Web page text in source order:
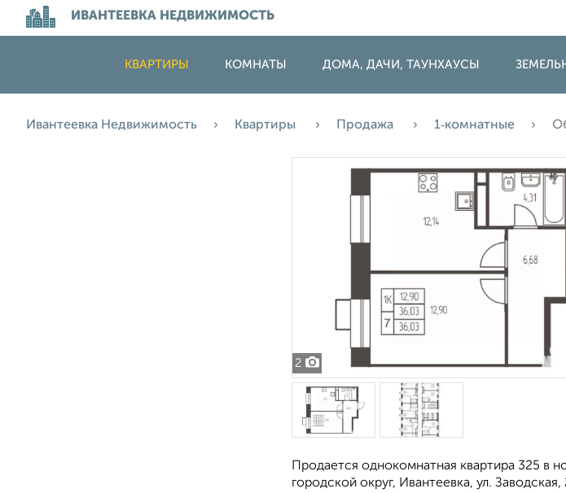
ИВАНТЕЕВКА НЕДВИЖИМОСТЬ
КВАРТИРЫ КОМНАТЫ ДОМА, ДАЧИ, ТАУНХАУСЫ
Ивантеевка Недвижимость Квартиры Продажа 1‑комнатные
2
Продается однокомнатная квартира 325 в
городской округ, Ивантеевка, ул.